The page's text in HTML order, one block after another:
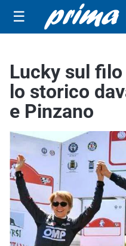
☰
Lucky sul filo
lo storico
e Pinzano